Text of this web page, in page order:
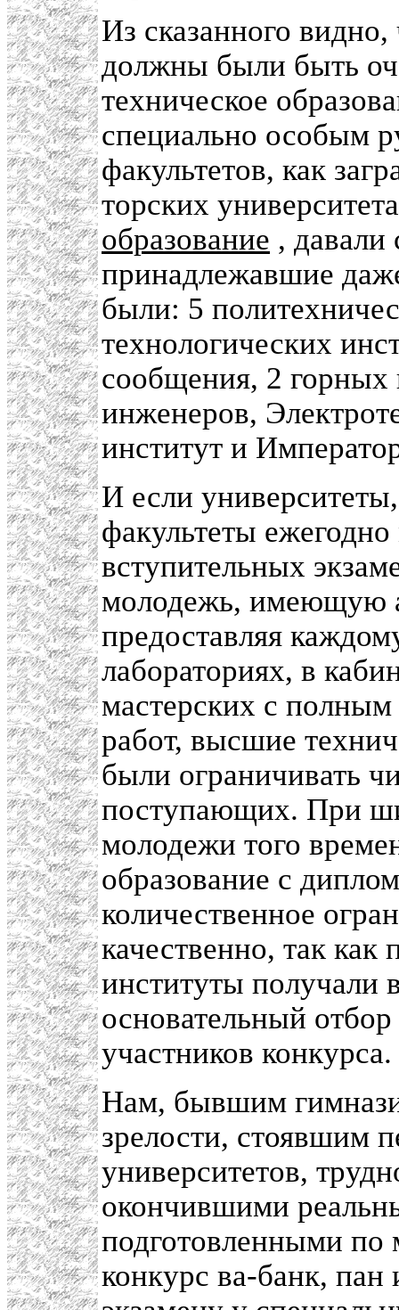
Из сказанного
должны были быть
техническое
специально особым
факультетов, как
торских
образование , давали
принадлежавшие
были: 5
технологических
сообщения, 2 горных
инженеров,
институт и
И если
факультеты
вступительных
молодежь, имеющую
предоставляя
лабораториях, в
мастерских с
работ, высшие
были ограничивать
поступающих. При
молодежи того
образование с
количественное
качественно, так
институты получали
основательный
участников конкурса.
Нам, бывшим
зрелости, стоявшим
университетов,
окончившими
подготовленными по
конкурс ва-банк, пан